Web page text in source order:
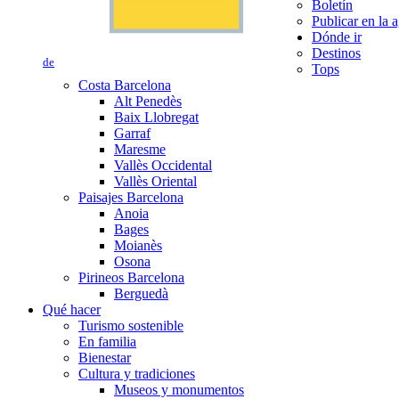
de
Boletín
Publicar en la
Dónde ir
Destinos
Tops
Costa Barcelona
Alt Penedès
Baix Llobregat
Garraf
Maresme
Vallès Occidental
Vallès Oriental
Paisajes Barcelona
Anoia
Bages
Moianès
Osona
Pirineos Barcelona
Berguedà
Qué hacer
Turismo sostenible
En familia
Bienestar
Cultura y tradiciones
Museos y monumentos